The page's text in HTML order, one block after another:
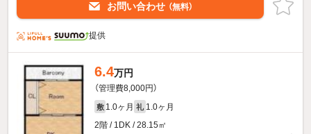
お問い合わせ （無料）
提供
6.4万円
（管理費8,000円）
敷 1.0ヶ月 礼 1.0ヶ月
2階 / 1DK / 28.15㎡